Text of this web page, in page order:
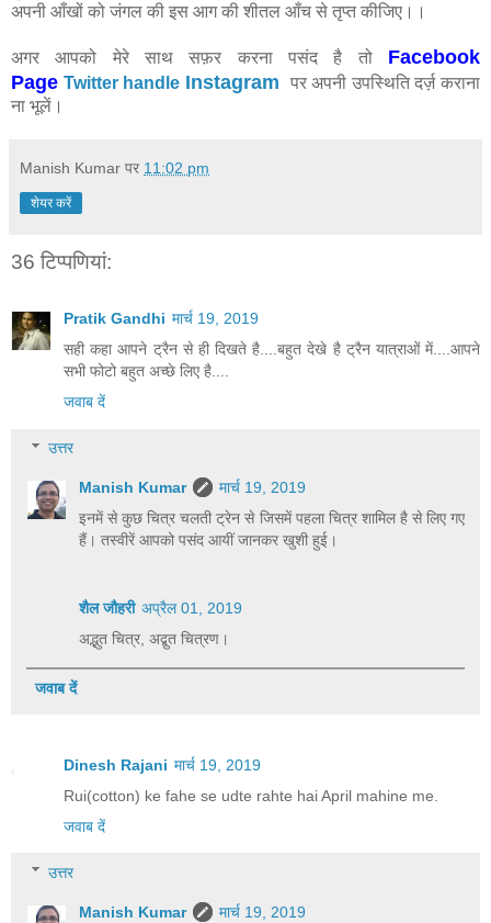
अपनी आँखों को जंगल की इस आग की शीतल आँच से तृप्त कीजिए।।
अगर आपको मेरे साथ सफ़र करना पसंद है तो Facebook
Page Twitter handle Instagram
पर अपनी उपस्थिति दर्ज़ कराना
ना भूलें।
Manish Kumar पर 11:02 pm
शेयर करें
36 टिप्‍पणियां:
Pratik Gandhi मार्च 19, 2019
सही कहा आपने ट्रैन से ही दिखते है....बहुत देखे है ट्रैन यात्राओं में....आपने
सभी फोटो बहुत अच्छे लिए है....
जवाब दें
उत्तर
Manish Kumar
मार्च 19, 2019
इनमें से कुछ चित्र चलती ट्रेन से जिसमें पहला चित्र शामिल है से लिए गए
हैं। तस्वीरें आपको पसंद आयीं जानकर खुशी हुई।
शैल जौहरी अप्रैल 01, 2019
अद्भुत चित्र, अद्बुत चित्रण।
जवाब दें
Dinesh Rajani मार्च 19, 2019
Rui(cotton) ke fahe se udte rahte hai April mahine me.
जवाब दें
उत्तर
Manish Kumar
मार्च 19, 2019